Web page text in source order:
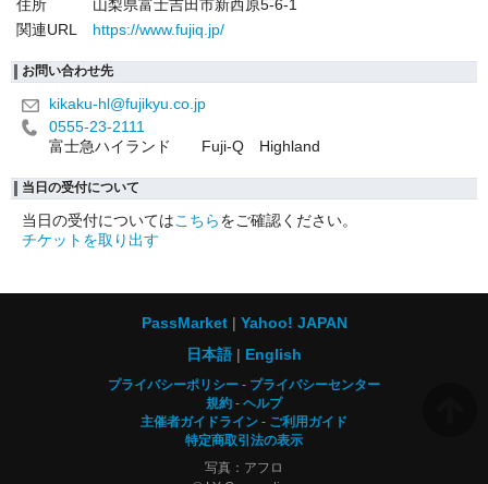
住所
山梨県富士吉田市新西原5-6-1
関連URL
https://www.fujiq.jp/
お問い合わせ先
kikaku-hl@fujikyu.co.jp
0555-23-2111
富士急ハイランド Fuji-Q Highland
当日の受付について
当日の受付についてはこちらをご確認ください。
チケットを取り出す
PassMarket
Yahoo! JAPAN
日本語
English
プライバシーポリシー
プライバシーセンター
規約
ヘルプ
主催者ガイドライン
ご利用ガイド
特定商取引法の表示
写真：アフロ